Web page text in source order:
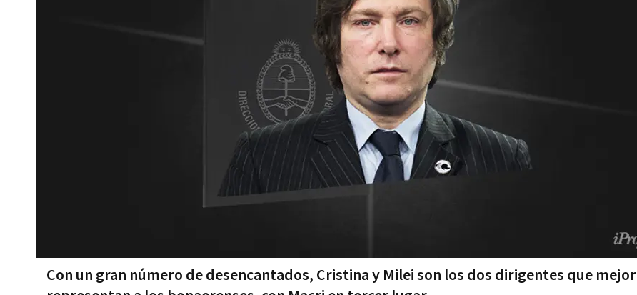
Con un gran número de desencantados, Cristina y Milei son los dos dirigentes que mejor